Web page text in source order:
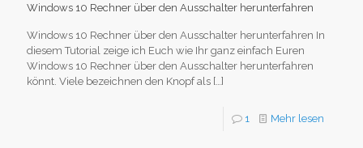
Windows 10 Rechner über den Ausschalter herunterfahren
Windows 10 Rechner über den Ausschalter herunterfahren In
diesem Tutorial zeige ich Euch wie Ihr ganz einfach Euren
Windows 10 Rechner über den Ausschalter herunterfahren
könnt. Viele bezeichnen den Knopf als […]
1 Mehr lesen